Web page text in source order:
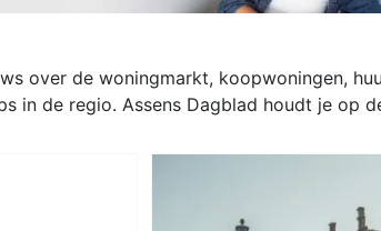
over de woningmarkt, koopwoningen,
in de regio. Assens Dagblad houdt je op